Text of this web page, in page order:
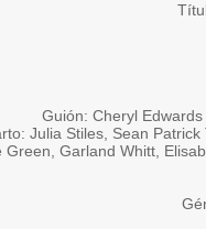
Guión: Cheryl
Julia Stiles, Sean
Green, Garland Whitt,